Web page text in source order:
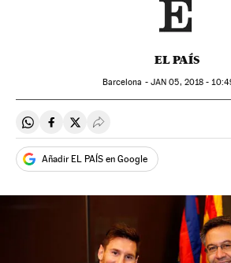
EL PAÍS
Barcelona - JAN 05, 2018 -
Compartir en Whatsapp
Compartir en Facebook
Compartir en Twitter
Desplegar Redes Sociales
Añadir EL PAÍS en Google